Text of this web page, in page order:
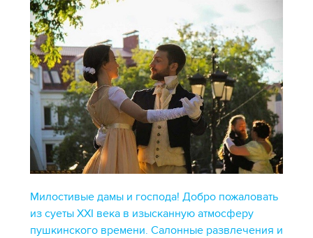
Милостивые дамы и господа! Добро пожаловать
из суеты XXI века в изысканную атмосферу
пушкинского времени. Салонные развлечения и